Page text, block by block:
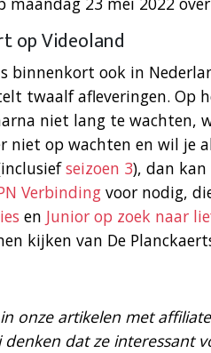
op Videoland
binnenkort ook in
twaalf afleveringen. Op
niet lang te wachten,
niet op wachten en wil je
seizoen 3), dan kan
Verbinding voor nodig,
en Junior op zoek naar
kijken van De
onze artikelen met
dat ze interessant